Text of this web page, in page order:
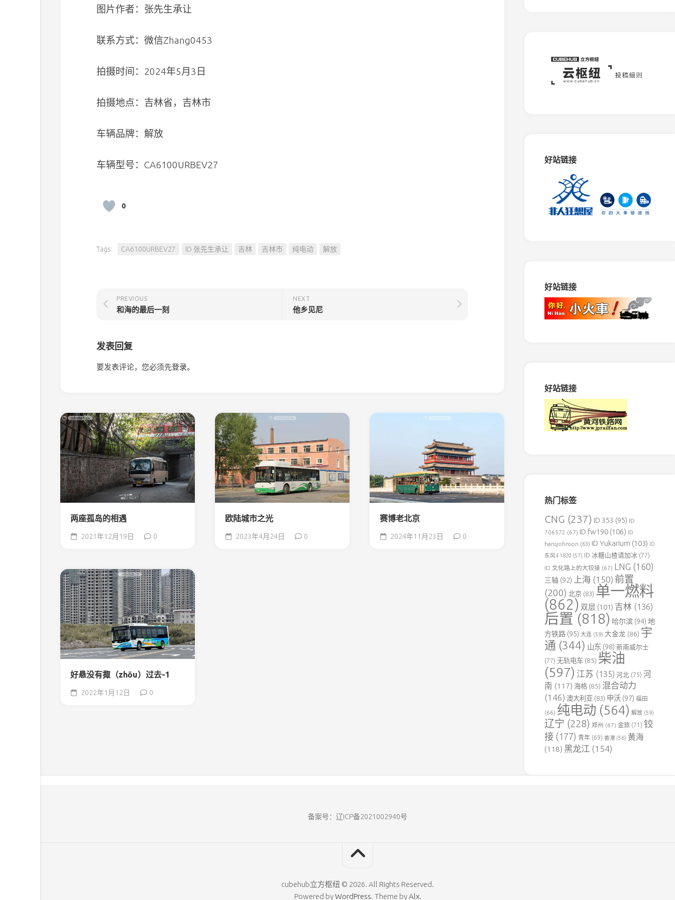
铁
路
蒙
观
光
铁
路
用
铁
路
水
泥
专
用
路
葛
坝
老
口
水
泥
专
用
铁
路
达
竹
煤
电
铁
路
图片作者：张先生承让
联系方式：微信Zhang0453
拍摄时间：2024年5月3日
拍摄地点：吉林省，吉林市
车辆品牌：解放
车辆型号：CA6100URBEV27
0
Tags: CA6100URBEV27 ID 张先生承让 吉林 吉林市 纯电动 解放
NEXT
他乡见尼
PREVIOUS
和海的最后一刻
发表回复
要发表评论，您必须先登录。
两座孤岛的相遇
2021年12月19日 0
欧陆城市之光
2023年4月24日 0
赛博老北京
2024年11月23日 0
好悬没有掫（zhōu）过去-1
2022年1月12日 0
好站链接
好站链接
好站链接
热门标签
CNG (237) ID 353 (95) ID
706572 (67) ID fw190 (106) ID
hansjohnson (63) ID Yukarium (103) ID
东风4 1820 (57) ID 冰糖山楂请加冰 (77)
ID 文化路上的大铰接 (67) LNG (160)
三轴 (92) 上海 (150) 前置
(200) 北京 (83) 单一燃料
(862) 双层 (101) 吉林 (136)
后置(818) 哈尔滨 (94) 地
方铁路 (95) 大连 (59) 大金龙 (86) 宇
通 (344) 山东 (98) 新南威尔士
(77) 无轨电车 (85) 柴油
(597) 江苏 (135) 河北 (75) 河
南 (117) 海格 (85) 混合动力
(146) 澳大利亚 (83) 申沃 (97) 福田
(66) 纯电动 (564) 解放 (59)
辽宁 (228) 郑州 (67) 金旅 (71) 铰
接 (177) 青年 (69) 香港 (56) 黄海
(118) 黑龙江 (154)
备案号：辽ICP备2021002940号
cubehub立方枢纽 © 2026. All Rights Reserved.
Powered byWordPress. Theme byAlx.